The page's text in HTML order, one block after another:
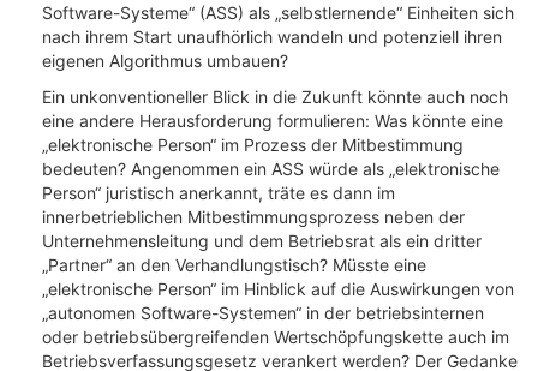
Software-Systeme“ (ASS) als „selbstlernende“ Einheiten sich
nach ihrem Start unaufhörlich wandeln und potenziell ihren
eigenen Algorithmus umbauen?
Ein unkonventioneller Blick in die Zukunft könnte auch noch
eine andere Herausforderung formulieren: Was könnte eine
„elektronische Person“ im Prozess der Mitbestimmung
bedeuten? Angenommen ein ASS würde als „elektronische
Person“ juristisch anerkannt, träte es dann im
innerbetrieblichen Mitbestimmungsprozess neben der
Unternehmensleitung und dem Betriebsrat als ein dritter
„Partner“ an den Verhandlungstisch? Müsste eine
„elektronische Person“ im Hinblick auf die Auswirkungen von
„autonomen Software-Systemen“ in der betriebsinternen
oder betriebsübergreifenden Wertschöpfungskette auch im
Betriebsverfassungsgesetz verankert werden? Der Gedanke